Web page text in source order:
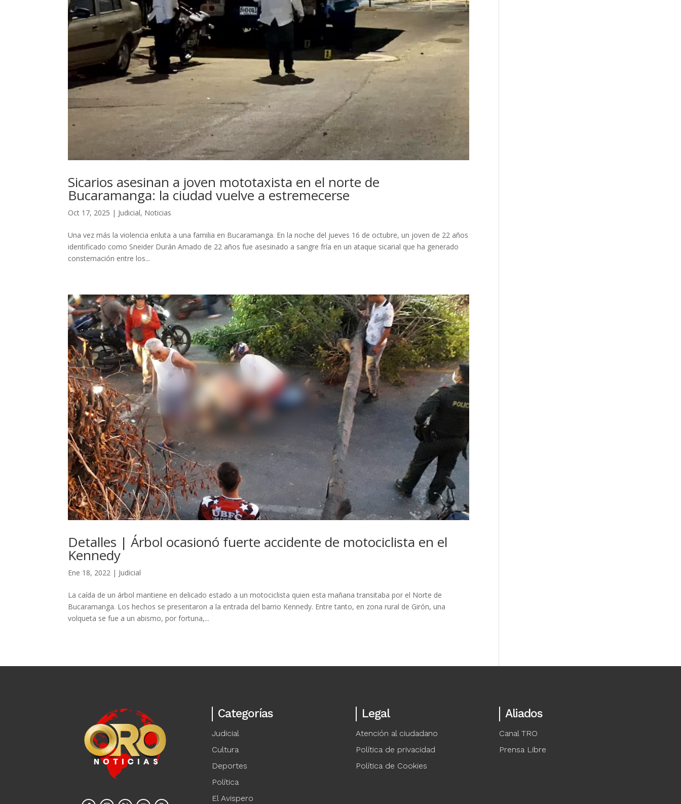
Sicarios asesinan a joven mototaxista en el norte de
Bucaramanga: la ciudad vuelve a estremecerse
Oct 17, 2025 | Judicial, Noticias
Una vez más la violencia enluta a una familia en Bucaramanga. En la noche del jueves 16 de octubre, un joven de 22 años
identificado como Sneider Durán Amado de 22 años fue asesinado a sangre fría en un ataque sicarial que ha generado
consternación entre los...
Detalles | Árbol ocasionó fuerte accidente de motociclista en el
Kennedy
Ene 18, 2022 | Judicial
La caída de un árbol mantiene en delicado estado a un motociclista quien esta mañana transitaba por el Norte de
Bucaramanga. Los hechos se presentaron a la entrada del barrio Kennedy. Entre tanto, en zona rural de Girón, una
volqueta se fue a un abismo, por fortuna,...
Categorías
Judicial
Cultura
Deportes
Política
El Avispero
Legal
Atención al ciudadano
Política de privacidad
Política de Cookies
Aliados
Canal TRO
Prensa Libre